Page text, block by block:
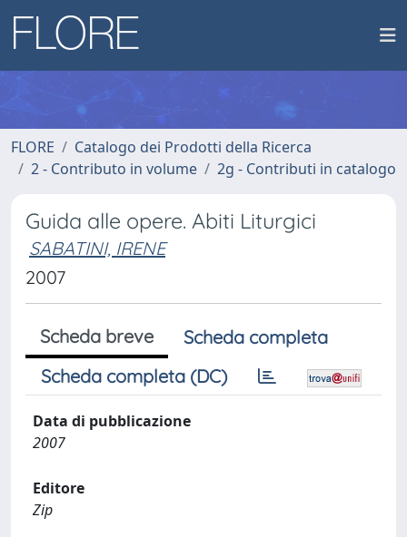
FLORE
Catalogo dei Prodotti della Ricerca
2 - Contributo in volume
2g - Contributi in catalogo
Guida alle opere. Abiti Liturgici
SABATINI, IRENE
2007
Scheda breve
Scheda completa
Scheda completa (DC)
Data di pubblicazione
2007
Editore
Zip